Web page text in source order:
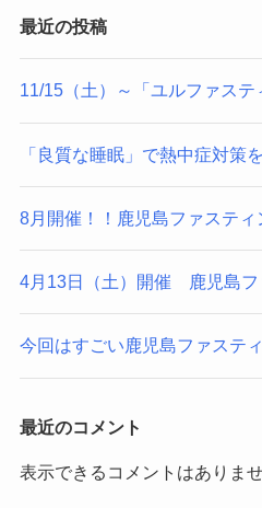
最近の投稿
11/15（土）～「ユルファス
「良質な睡眠」で熱中症対策
8月開催！！鹿児島ファスティ
4月13日（土）開催 鹿児島フ
今回はすごい鹿児島ファステ
最近のコメント
表示できるコメントはありませ